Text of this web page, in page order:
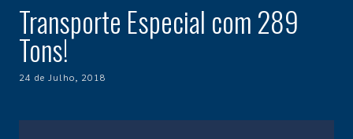
Transporte Especial com 289
Tons!
24 de Julho, 2018